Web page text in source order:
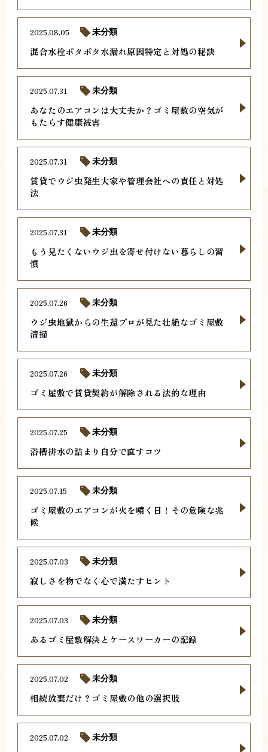
混合水栓ポタポタ水漏れ原因特定と対処の秘訣
2025.08.05 未分類
あなたのエアコンは大丈夫か？ゴミ屋敷の空気が
もたらす健康被害
2025.07.31 未分類
賃貸でウジ虫発生大家や管理会社への責任と対処
法
2025.07.31 未分類
もう見たくないウジ虫を寄せ付けない暮らしの習
慣
2025.07.31 未分類
ウジ虫地獄からの生還プロが見た壮絶なゴミ屋敷
清掃
2025.07.26 未分類
ゴミ屋敷で賃貸契約が解除される法的な理由
2025.07.26 未分類
浴槽排水の詰まり自分で直すコツ
2025.07.25 未分類
ゴミ屋敷のエアコンが火を噴く日！その危険な兆
候
2025.07.15 未分類
寂しさを物でなく心で満たすヒント
2025.07.03 未分類
あるゴミ屋敷解決とケースワーカーの記録
2025.07.03 未分類
相続放棄だけ？ゴミ屋敷の他の選択肢
2025.07.02 未分類
2025.07.02 未分類